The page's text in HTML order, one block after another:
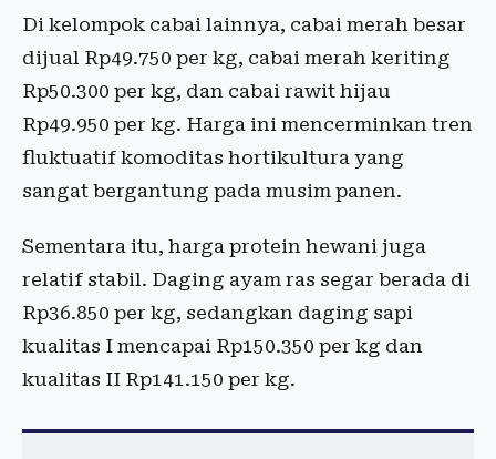
Di kelompok cabai lainnya, cabai merah besar
dijual Rp49.750 per kg, cabai merah keriting
Rp50.300 per kg, dan cabai rawit hijau
Rp49.950 per kg. Harga ini mencerminkan tren
fluktuatif komoditas hortikultura yang
sangat bergantung pada musim panen.
Sementara itu, harga protein hewani juga
relatif stabil. Daging ayam ras segar berada di
Rp36.850 per kg, sedangkan daging sapi
kualitas I mencapai Rp150.350 per kg dan
kualitas II Rp141.150 per kg.